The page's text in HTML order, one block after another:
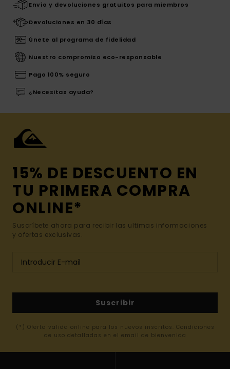
Envío y devoluciones gratuitos para miembros
Devoluciones en 30 días
Únete al programa de fidelidad
Nuestro compromiso eco-responsable
Pago 100% seguro
¿Necesitas ayuda?
15% DE DESCUENTO EN
TU PRIMERA COMPRA
ONLINE*
Suscríbete ahora para recibir las ultimas informaciones
y ofertas exclusivas.
Suscribir
(*) Oferta valida online para los nuevos inscritos. Condiciones
de uso detalladas en el email de bienvenida